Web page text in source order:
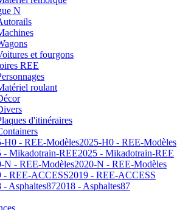
N
et fourgons
REE
roulant
d'itinéraires
2025-H0 - REE-Modèles
2025 - Mikadotrain-REE
2020-N - REE-Modèles
2019 - REE-ACCESS
2018 - Asphaltes87